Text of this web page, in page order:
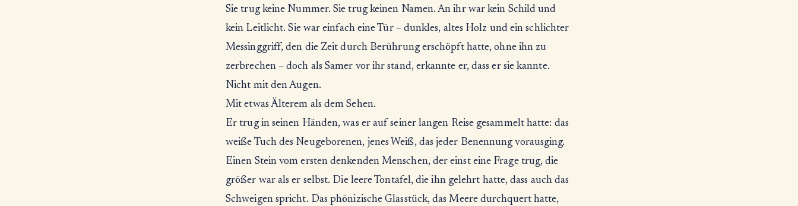
Sie trug keine Nummer. Sie trug keinen Namen. An ihr war kein Schild und
kein Leitlicht. Sie war einfach eine Tür – dunkles, altes Holz und ein schlichter
Messinggriff, den die Zeit durch Berührung erschöpft hatte, ohne ihn zu
zerbrechen – doch als Samer vor ihr stand, erkannte er, dass er sie kannte.
Nicht mit den Augen.
Mit etwas Älterem als dem Sehen.
Er trug in seinen Händen, was er auf seiner langen Reise gesammelt hatte: das
weiße Tuch des Neugeborenen, jenes Weiß, das jeder Benennung vorausging.
Einen Stein vom ersten denkenden Menschen, der einst eine Frage trug, die
größer war als er selbst. Die leere Tontafel, die ihn gelehrt hatte, dass auch das
Schweigen spricht. Das phönizische Glasstück, das Meere durchquert hatte,